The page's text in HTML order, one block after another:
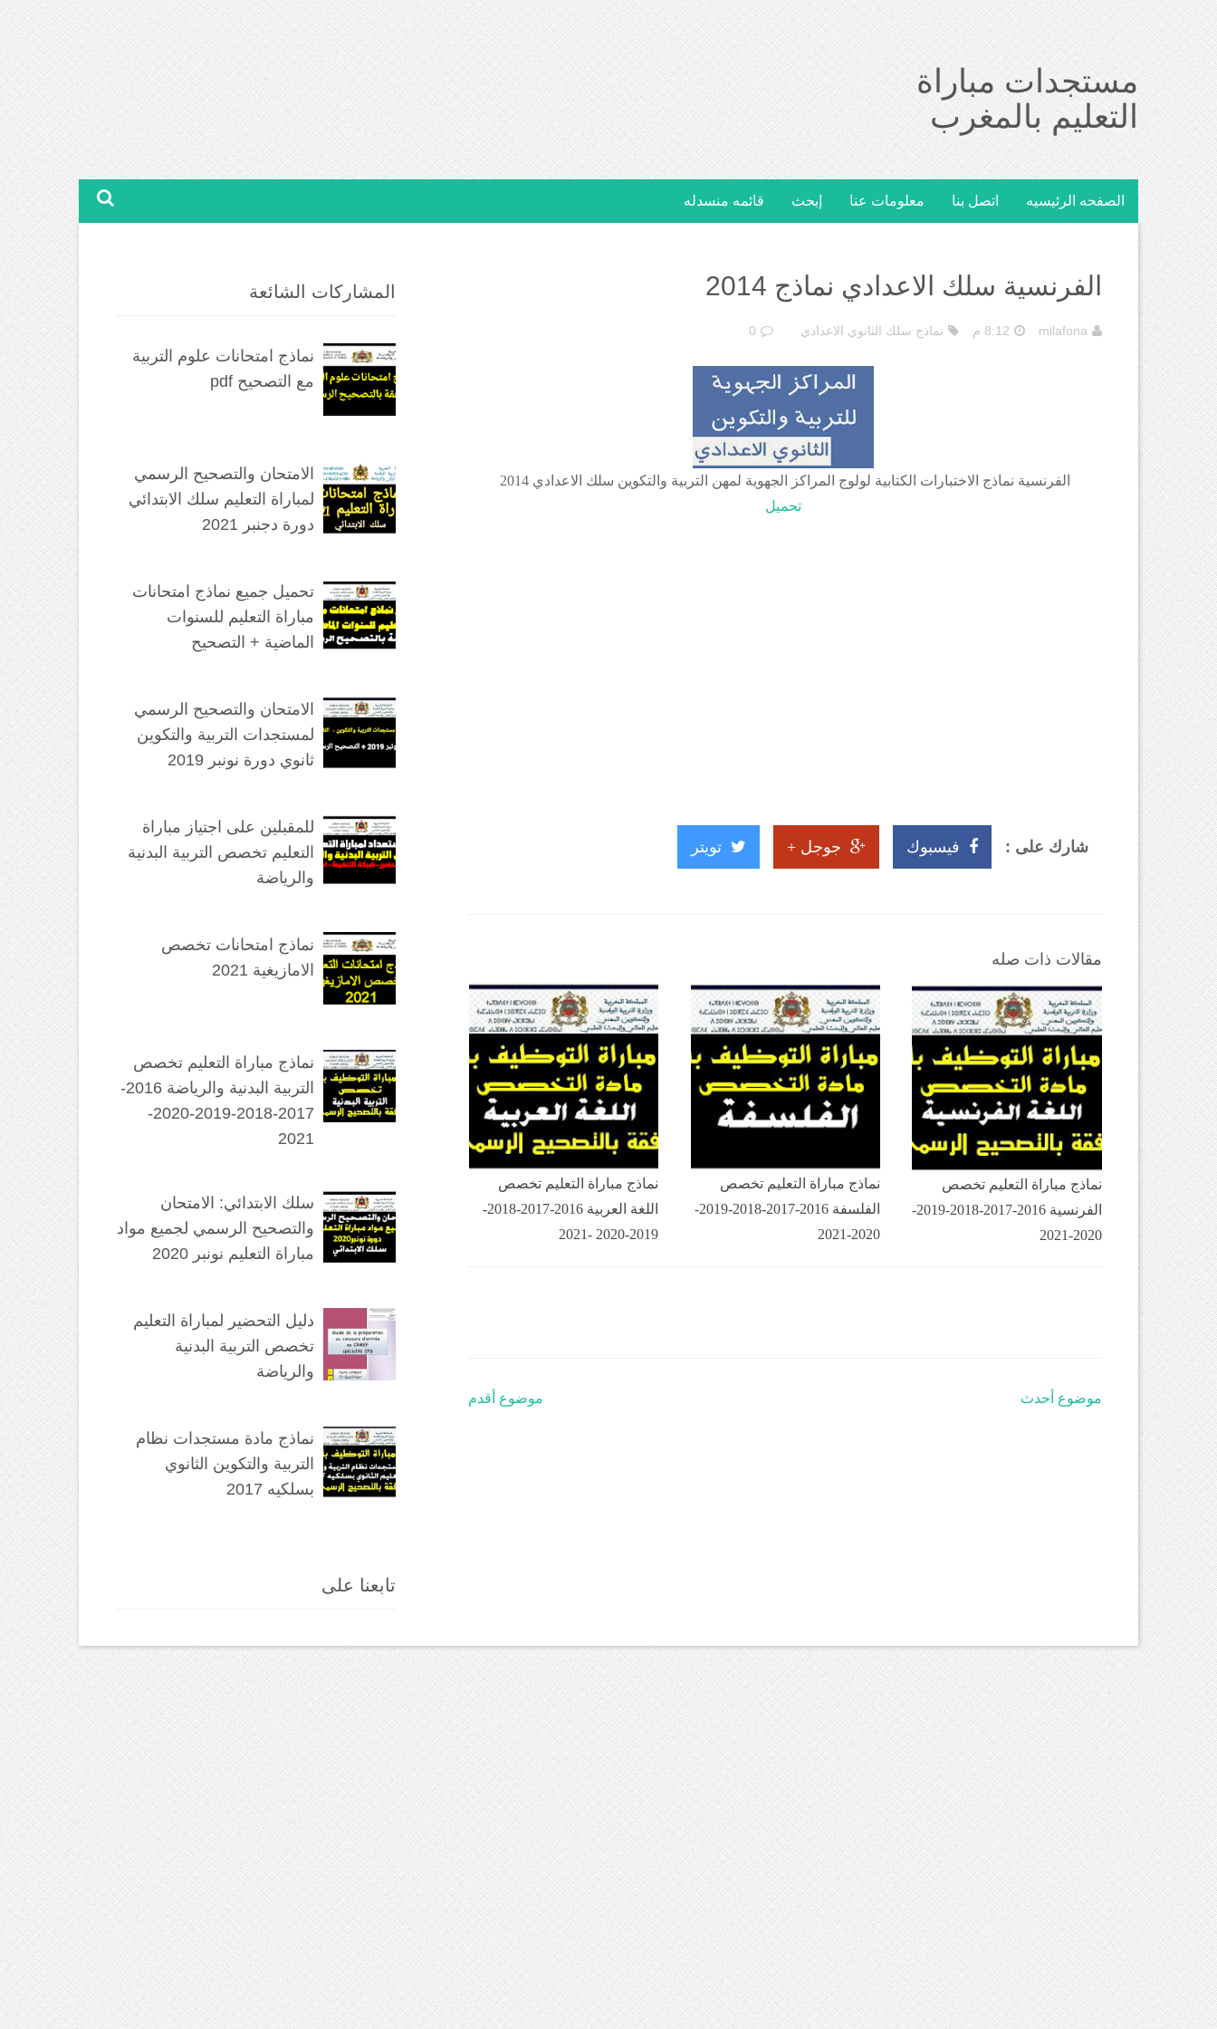
مستجدات مباراة
التعليم بالمغرب
الصفحه الرئيسيه اتصل بنا معلومات عنا إبحث قائمه منسدله
الفرنسية سلك الاعدادي نماذج 2014
milafona 8:12 م نماذج سلك الثانوي الاعدادي 0
الفرنسية نماذج الاختبارات الكتابية لولوج المراكز الجهوية لمهن التربية والتكوين سلك الاعدادي 2014
تحميل
شارك على : فيسبوك جوجل + تويتر
مقالات ذات صله
نماذج مباراة التعليم تخصص
الفرنسية 2016-2017-2018-2019-
2020-2021
نماذج مباراة التعليم تخصص
الفلسفة 2016-2017-2018-2019-
2020-2021
نماذج مباراة التعليم تخصص
اللغة العربية 2016-2017-2018-
2019-2020 -2021
موضوع أحدث موضوع أقدم
المشاركات الشائعة
نماذج امتحانات علوم التربية
مع التصحيح pdf
الامتحان والتصحيح الرسمي
لمباراة التعليم سلك الابتدائي
دورة دجنبر 2021
تحميل جميع نماذج امتحانات
مباراة التعليم للسنوات
الماضية + التصحيح
الامتحان والتصحيح الرسمي
لمستجدات التربية والتكوين
ثانوي دورة نونبر 2019
للمقبلين على اجتياز مباراة
التعليم تخصص التربية البدنية
والرياضة
نماذج امتحانات تخصص
الامازيغية 2021
نماذج مباراة التعليم تخصص
التربية البدنية والرياضة 2016-
2017-2018-2019-2020-
2021
سلك الابتدائي: الامتحان
والتصحيح الرسمي لجميع مواد
مباراة التعليم نونبر 2020
دليل التحضير لمباراة التعليم
تخصص التربية البدنية
والرياضة
نماذج مادة مستجدات نظام
التربية والتكوين الثانوي
بسلكيه 2017
تابعنا على